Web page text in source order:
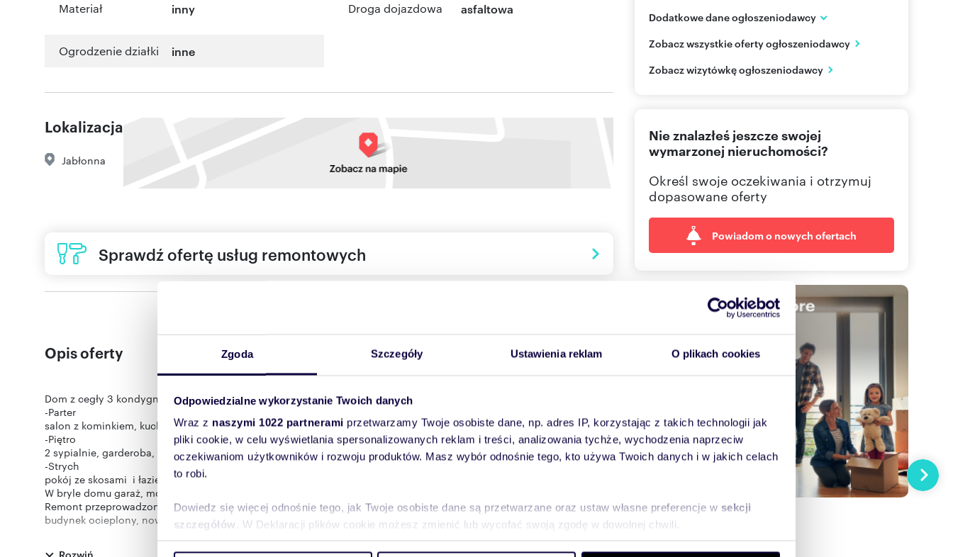
Zgoda Szczegóły Ustawienia reklam O plikach cookies
Odpowiedzialne wykorzystanie Twoich danych
Wraz z naszymi 1022 partnerami przetwarzamy Twoje osobiste dane, np. adres IP, korzystając z takich technologii jak
pliki cookie, w celu wyświetlania spersonalizowanych reklam i treści, analizowania tychże, wychodzenia naprzeciw
oczekiwaniom użytkowników i rozwoju produktów. Masz wybór odnośnie tego, kto używa Twoich danych i w jakich celach
to robi.
Dowiedz się więcej odnośnie tego, jak Twoje osobiste dane są przetwarzane oraz ustaw własne preferencje w sekcji
szczegółów . W Deklaracji plików cookie możesz zmienić lub wycofać swoją zgodę w dowolnej chwili.
Materiał inny Droga dojazdowa asfaltowa
Ogrodzenie działki inne
Lokalizacja
Jabłonna
Sprawdź ofertę usług remontowych
Opis oferty
Dom z cegły 3 kondygnacyjny składający się z:
-Parter
salon z kominkiem, kuchnia z jadalnią, wc, pralnia
-Piętro
2 sypialnie, garderoba, łazienka
-Strych
pokój ze skosami i łazienką.
W bryle domu garaż, możliwość parkowania 2 samochodu przed garażem (wiata)
Remont przeprowadzony w 2021 roku, wymienione zostały okna na trzyszybowe, wstawiono nowy piec gazowy,
budynek ocieplony, nowe tynki.
Rozwiń
Dodatkowe dane ogłoszeniodawcy
Warszawa
PL
Zobacz wszystkie oferty ogłoszeniodawcy
Zobacz wizytówkę ogłoszeniodawcy
Nie znalazłeś jeszcze swojej
wymarzonej nieruchomości?
Określ swoje oczekiwania i otrzymuj
dopasowane oferty
Powiadom o nowych ofertach